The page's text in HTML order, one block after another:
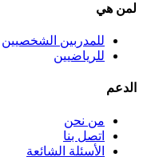
لمن هي
للمدربين الشخصيين
للرياضيين
الدعم
من نحن
اتصل بنا
الأسئلة الشائعة